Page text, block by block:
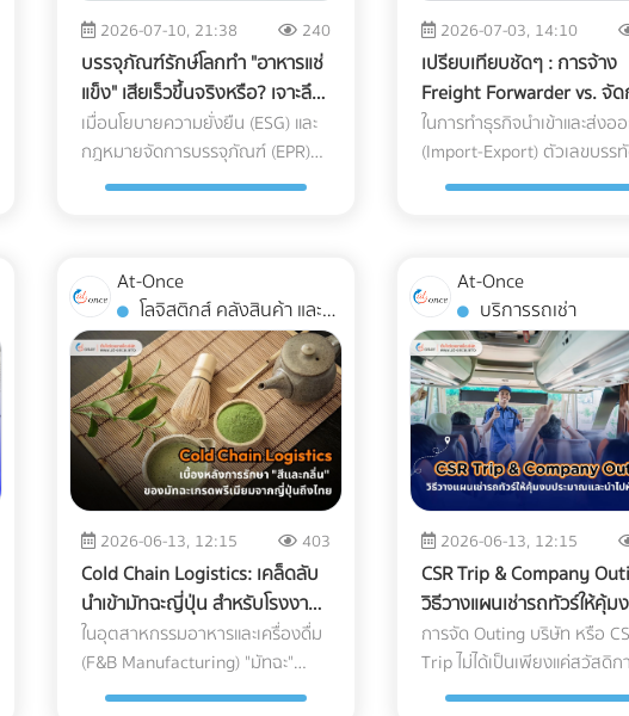
โรงแรมหรือผู้บริหารที่ต้องการเพิ่ม
Occupancy Rate โดยเฉพาะในช่วง
Low Season นี่คือจังหวะทองในการ
ปรับกลยุทธ์ครับ ทำไมการตลาดแบบ
เดิมถึงปิดการขายกลุ่ม Nomad ไม่
ได้? พฤติกรรมการจองที่พักของ
เขาไม่ได้มองหาสระว่ายน้ำสวยๆ
หรืออาหารเช้าแบบบุฟเฟต์เป็น
อันดับแรก แต่พวกเขากำลังมองหา
"ออฟฟิศส่วนตัวที่พักผ่อนได้" 3
กลยุทธ์เปลี่ยนโรงแรมให้เป็น
Nomad Hub ที่ทำกำไรสูงสุด หาก
ต้องการดึงดูดลูกค้ากลุ่มนี้ให้ยอม
จ่ายเงินหลักหมื่นถึงหลักแสนเพื่อ
เข้าพักระยะยาว คุณต้องปรับแต่ง
การนำเสนอใหม่ ดังนี้: 1. สร้าง
Landing Page เฉพาะกิจ
(Dedicated Landing Page) อย่า
ส่งลูกค้ากลุ่มนี้ไปที่หน้า Home ของ
เว็บไซต์โรงแรมทั่วไป ให้สร้างหน้า
Landing Page แยกออกมาต่างหาก
เพื่อขายแพ็กเกจ Long-stay โดย
ข้อมูล e-Tax ไม่ตรงกับ
ธนาคาร AI สามารถดึงข้อมูลค
เคลื่อนไหวของบัญชีธนาคาร (
เกณฑ์รายงาน) มาจับคู่กับรายไ
คุณสำแดงผ่านระบบ e-Tax
และ e-Withholding Tax หากมี
เรี่ยดิน ระบบจะตีธงแดงทันที 2.
ขาดทุนสะสมติดต่อกัน... แต่เจ้
รวยขึ้น บริษัทแจ้งงบการเงินว่
"ขาดทุน" หรือ "กำไรน้อยมา
เนื่อง 3-5 ปี แต่กรรมการบริ
มีการซื้อทรัพย์สินขนาดใหญ่
สปอร์ต อสังหาริมทรัพย์ หรือ
โอนเงินออกไปยังบัญชีส่วนตั
ครั้ง AI จะประเมินว่านี่คือการโ
บริษัท (Siphoning) หรือการป
รายได้ 3. สินค้าคงเหลือ
(Inventory) ในงบ ไม่สอดคล้
ความเป็นจริง นี่คือจุดตายของ
ซื้อมาขายไป หากยอดขายขอ
น้อย แต่การสั่งซื้อวัตถุดิบหรือน
สินค้ามีปริมาณมหาศาลจน "ส
2026-07-10, 21:38 240
บรรจุภัณฑ์รักษ์โลกทำ "อาหารแช่
แข็ง" เสียเร็วขึ้นจริงหรือ? เจาะลึก
ทางรอดเรื่อง Shelf Life และ
Freezer Burn สำหรับโรงงาน
อุตสาหกรรม
เมื่อนโยบายความยั่งยืน (ESG) และ
กฎหมายจัดการบรรจุภัณฑ์ (EPR)
ทั่วโลกในปี 2026 ทวีความเข้มงวด
อาหารแช่แข็ง (Frozen Food) ความ
ตั้งใจดีนี้มักจะถูกเบรกโดยฝ่าย R&D
และ QA ด้วยคำถามแทงใจดำที่ว่า...
"เปลี่ยนแพ็กเกจจิ้งแล้ว Shelf Life
จะสั้นลงไหม? สินค้าจะเกิดเกล็ดน้ำ
แข็ง (Freezer Burn) หรือเปล่า? และ
ถุงจะกรอบแตกในห้องเย็นไหม?"
ความกังวลนี้คือความจริงที่หลีก
แข็ง การใช้วัสดุรักษ์โลกแบบผิด
ประเภทอาจทำให้อายุการเก็บรักษาที่
เคยอยู่ได้นาน 1-2 ปี ลดลงอย่าง
ฮวบฮาบ หรือเกิดความเสียหาย
ระหว่างขนส่ง ซึ่งส่งผลกระทบอย่าง
รุนแรงต่อกำไรและชื่อเสียงของ
2026-07-03, 14:10
เปรียบเทียบชัดๆ : การจ้าง
Freight Forwarder vs. จั
เอกสาร "พิกัดศุลกากรและเอ
นำเข้า-ส่งออก" ด้วยตัวเอง
ในการทำธุรกิจนำเข้าและส่งอ
(Import-Export) ตัวเลขบรร
ที่ฝ่ายจัดซื้อและเจ้าของกิจการมั
Forwarder" หลายองค์กรมีคว
เชื่อว่า การจัดการจองเรือและ
พิธีการศุลกากรด้วยตัวเองเ
เพียงงานเอกสาร
ทั่วไปที่ใครๆ ก็ทำได้ แต่ในควา
จริง โลกของการค้าระหว่างปร
ถูกผูกมัดด้วยกฎหมายและข้
ที่ซับซ้อน การพยายามประห
นำไปสู่ "ต้นทุนแฝงและค่าปรั
ล้าน" ที่สามารถทำให้ธุรกิจสะ
จนถึงขั้นวิกฤตได้ นี่คือบทเรียน
แพงและความเสี่ยงระดับโครงส
ธุรกิจต้องแบกรับเมื่อตัดสินใจ
จัดการเอกสารและพิกัดศุลกาก
At-Once
การจัดส่ง
2026-06-13, 12:15 403
Cold Chain Logistics: เคล็ดลับ
นำเข้ามัทฉะญี่ปุ่น สำหรับโรงงาน
F&B
ในอุตสาหกรรมอาหารและเครื่องดื่ม
(F&B Manufacturing) "มัทฉะ"
(Matcha) ถือเป็นหนึ่งในวัตถุดิบที่มี
At-Once
บริการรถเช่า
2026-06-13, 12:15
CSR Trip & Company
วิธีวางแผนเช่ารถทัวร์ให้คุ้ม
ประมาณและนำไปหักภาษีได้
การจัด Outing บริษัท หรือ
Trip ไม่ได้เป็นเพียงแค่สวัสดิก
พนักงานที่ ฝ่ายทรัพยากรบุ